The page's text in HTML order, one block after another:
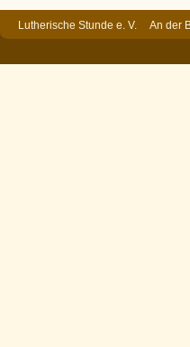
Lutherische Stunde e. V. An